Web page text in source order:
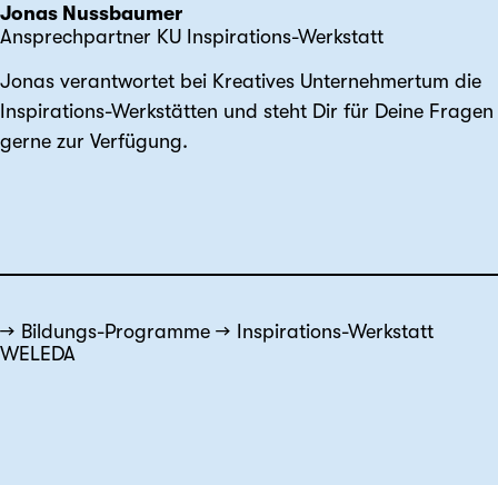
Jonas Nussbaumer
Ansprechpartner KU Inspirations-Werkstatt
Jonas verantwortet bei Kreatives Unternehmertum die
Inspirations-Werkstätten und steht Dir für Deine Fragen
gerne zur Verfügung.
Bildungs-Programme
Inspirations-Werkstatt
WELEDA